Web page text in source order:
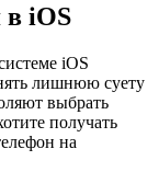
в iOS
iOS
лишнюю суету
выбрать
получать
на